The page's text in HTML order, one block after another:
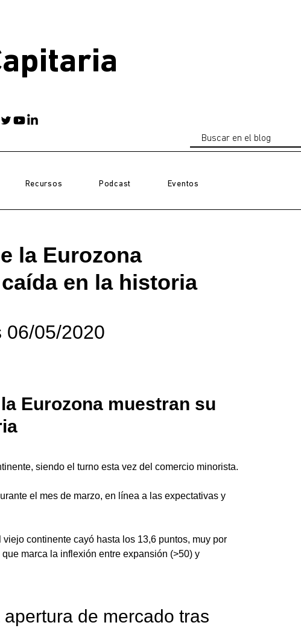
Recursos Podcast Eventos
la Eurozona
en la historia
06/05/2020
Eurozona muestran su
siendo el turno esta vez del comercio minorista.
el mes de marzo, en línea a las expectativas y
continente cayó hasta los 13,6 puntos, muy por
marca la inflexión entre expansión (>50) y
de mercado tras